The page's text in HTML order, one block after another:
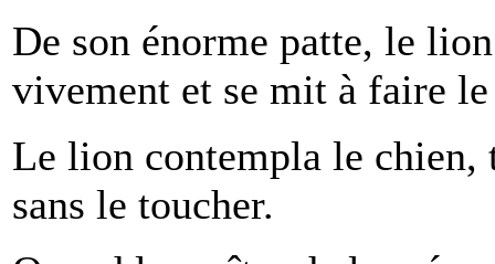
De son énorme patte, le
vivement et se mit à faire
Le lion contempla le chien,
sans le toucher.